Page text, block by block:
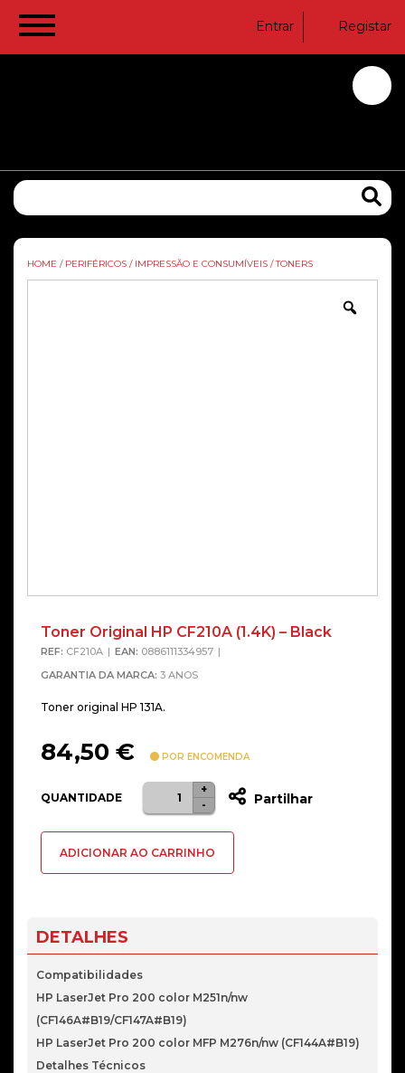
Entrar Registar
HOME / PERIFÉRICOS / IMPRESSÃO E CONSUMÍVEIS / TONERS
Toner Original HP CF210A (1.4K) – Black
REF: CF210A EAN: 0886111334957
GARANTIA DA MARCA: 3 ANOS
Toner original HP 131A.
84,50 € POR ENCOMENDA
QUANTIDADE
Quantidade
de
Original
-
Black
-
+
Partilhar
ADICIONAR AO CARRINHO
DETALHES
Compatibilidades
HP LaserJet Pro 200 color M251n/nw
(CF146A#B19/CF147A#B19)
HP LaserJet Pro 200 color MFP M276n/nw (CF144A#B19)
Detalhes Técnicos